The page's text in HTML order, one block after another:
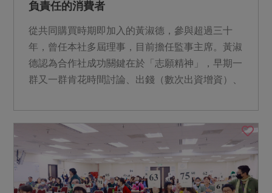
負責任的消費者
從共同購買時期即加入的黃淑德，參與超過三十
年，曾任本社多屆理事，目前擔任監事主席。黃淑
德認為合作社成功關鍵在於「志願精神」，早期一
群又一群肯花時間討論、出錢（數次出資增資）、
作社打下基礎。